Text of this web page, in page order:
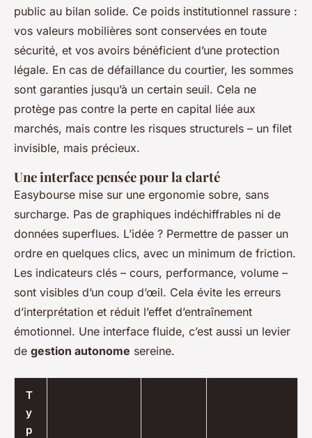
public au bilan solide. Ce poids institutionnel rassure :
vos valeurs mobilières sont conservées en toute
sécurité, et vos avoirs bénéficient d’une protection
légale. En cas de défaillance du courtier, les sommes
sont garanties jusqu’à un certain seuil. Cela ne
protège pas contre la perte en capital liée aux
marchés, mais contre les risques structurels – un filet
invisible, mais précieux.
Une interface pensée pour la clarté
Easybourse mise sur une ergonomie sobre, sans
surcharge. Pas de graphiques indéchiffrables ni de
données superflues. L’idée ? Permettre de passer un
ordre en quelques clics, avec un minimum de friction.
Les indicateurs clés – cours, performance, volume –
sont visibles d’un coup d’œil. Cela évite les erreurs
d’interprétation et réduit l’effet d’entraînement
émotionnel. Une interface fluide, c’est aussi un levier
de gestion autonome sereine.
T
y
p